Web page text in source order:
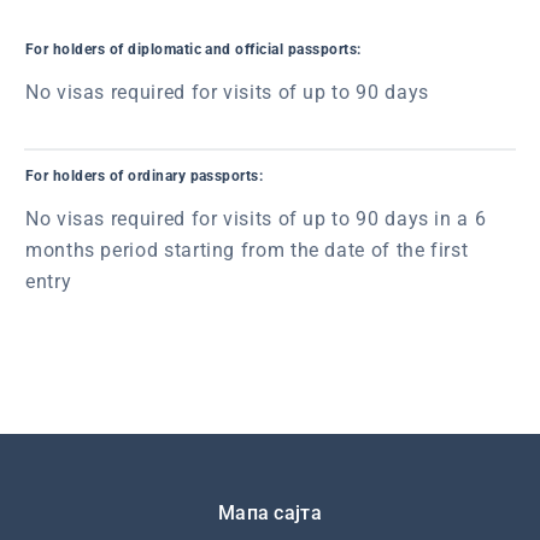
For holders of diplomatic and official passports:
No visas required for visits of up to 90 days
For holders of ordinary passports:
No visas required for visits of up to 90 days in a 6
months period starting from the date of the first
entry
Мапа сајта